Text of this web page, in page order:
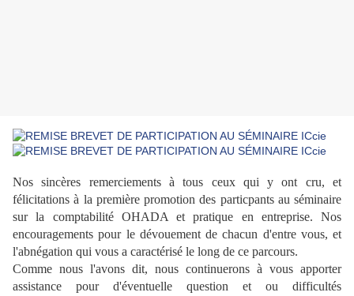
Nos sincères remerciements à tous ceux qui y ont cru, et
félicitations à la première promotion des particpants au séminaire
sur la comptabilité OHADA et pratique en entreprise. Nos
encouragements pour le dévouement de chacun d'entre vous, et
l'abnégation qui vous a caractérisé le long de ce parcours.
Comme nous l'avons dit, nous continuerons à vous apporter
assistance pour d'éventuelle question et ou difficultés